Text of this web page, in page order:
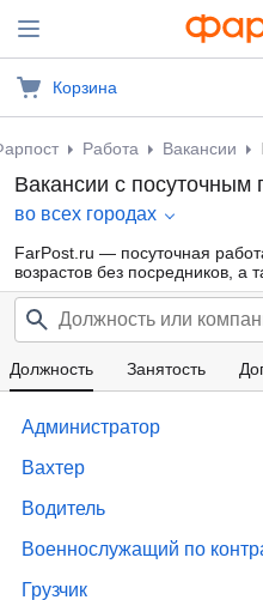
Корзина
Работа Вакансии
Вакансии с посуточным
во всех городах
FarPost.ru — посуточная
возрастов без посредников, а
Свежие вакансии каждый день.
Должность Занятость
Зарплата
Администратор
Вахтер
Водитель
Военнослужащий по
Грузчик